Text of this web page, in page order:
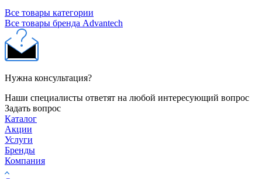
Все товары категории
Все товары бренда Advantech
Нужна консультация?
Наши специалисты ответят на любой интересующий вопрос
Задать вопрос
Каталог
Акции
Услуги
Бренды
Компания